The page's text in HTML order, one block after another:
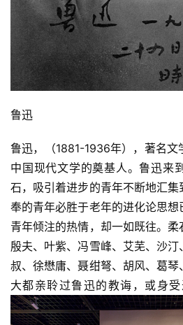
鲁迅
鲁迅，（1881-1936年），著名文
中国现代文学的奠基人。鲁迅来
石，吸引着进步的青年不断地汇
奉的青年必胜于老年的进化论思
青年倾注的热情，却一如既往。柔
殷夫、叶紫、冯雪峰、艾芜、沙
叔、徐懋庸、聂绀弩、胡风、葛
大都亲聆过鲁迅的教诲，或身受